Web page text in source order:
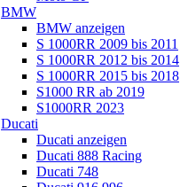
BMW
BMW anzeigen
S 1000RR 2009 bis 2011
S 1000RR 2012 bis 2014
S 1000RR 2015 bis 2018
S1000 RR ab 2019
S1000RR 2023
Ducati
Ducati anzeigen
Ducati 888 Racing
Ducati 748